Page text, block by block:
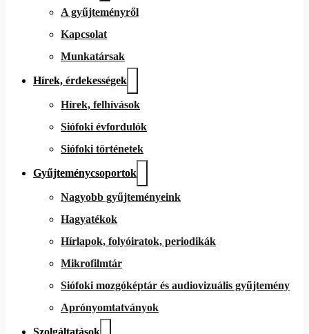
A gyűjteményről
Kapcsolat
Munkatársak
Hírek, érdekességek
Hírek, felhívások
Siófoki évfordulók
Siófoki történetek
Gyűjteménycsoportok
Nagyobb gyűjteményeink
Hagyatékok
Hírlapok, folyóiratok, periodikák
Mikrofilmtár
Siófoki mozgóképtár és audiovizuális gyűjtemény
Aprónyomtatványok